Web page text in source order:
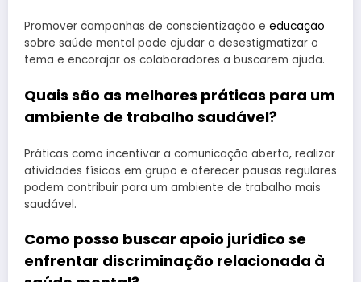
Promover campanhas de conscientização e educação
sobre saúde mental pode ajudar a desestigmatizar o
tema e encorajar os colaboradores a buscarem ajuda.
Quais são as melhores práticas para um
ambiente de trabalho saudável?
Práticas como incentivar a comunicação aberta, realizar
atividades físicas em grupo e oferecer pausas regulares
podem contribuir para um ambiente de trabalho mais
saudável.
Como posso buscar apoio jurídico se
enfrentar discriminação relacionada à